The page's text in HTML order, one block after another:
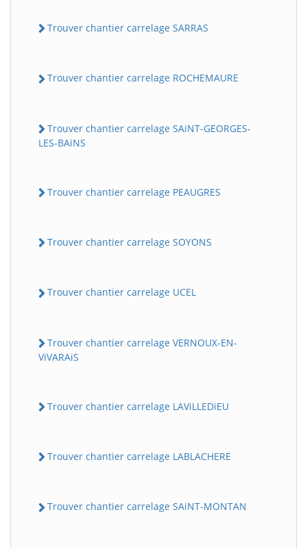
Trouver chantier carrelage SARRAS
Trouver chantier carrelage ROCHEMAURE
Trouver chantier carrelage SAiNT-GEORGES-
LES-BAiNS
Trouver chantier carrelage PEAUGRES
Trouver chantier carrelage SOYONS
Trouver chantier carrelage UCEL
Trouver chantier carrelage VERNOUX-EN-
ViVARAiS
Trouver chantier carrelage LAViLLEDiEU
Trouver chantier carrelage LABLACHERE
Trouver chantier carrelage SAiNT-MONTAN